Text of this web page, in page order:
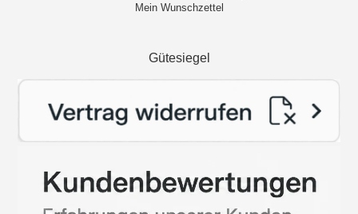
Mein Wunschzettel
Gütesiegel